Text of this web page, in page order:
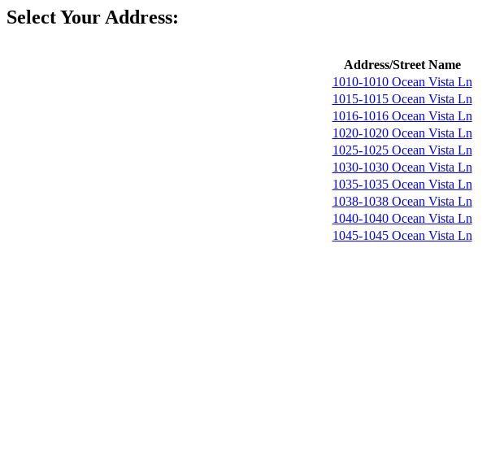
Select Your Address:
Address/Street Name
1010-1010 Ocean Vista Ln
1015-1015 Ocean Vista Ln
1016-1016 Ocean Vista Ln
1020-1020 Ocean Vista Ln
1025-1025 Ocean Vista Ln
1030-1030 Ocean Vista Ln
1035-1035 Ocean Vista Ln
1038-1038 Ocean Vista Ln
1040-1040 Ocean Vista Ln
1045-1045 Ocean Vista Ln